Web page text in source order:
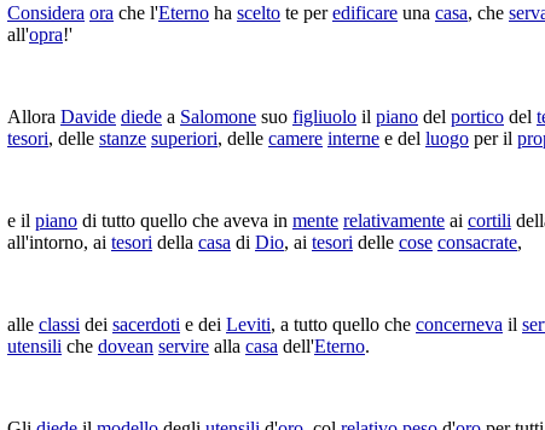
Considera ora che l'Eterno ha scelto te peredificare una casa, che
all'opra!'
Allora Davide diede a Salomone suo figliuolo il piano del portico del
tesori, delle stanze superiori, delle camere interne e del luogo per il
e il piano di tutto quello che aveva in mente relativamente ai cortili
all'intorno, ai tesori della casa di Dio, ai tesori delle cose consacrate,
alle classi dei sacerdoti e dei Leviti, a tutto quello che concerneva il
utensili che dovean servire alla casa dell'Eterno.